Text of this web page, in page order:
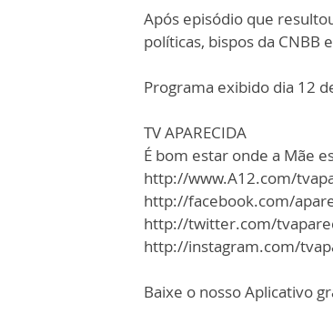
Após episódio que
políticas, bispos da CNBB
Programa exibido dia 12
TV APARECIDA
É bom estar onde a Mãe
http://www.A12.com/
http://facebook.com/
http://twitter.com/
http://instagram.com/
Baixe o nosso Aplicativo